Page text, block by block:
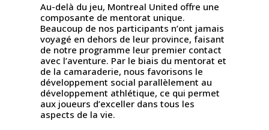
Au-delà du jeu, Montreal United offre une
composante de mentorat unique.
Beaucoup de nos participants n’ont jamais
voyagé en dehors de leur province, faisant
de notre programme leur premier contact
avec l’aventure. Par le biais du mentorat et
de la camaraderie, nous favorisons le
développement social parallèlement au
développement athlétique, ce qui permet
aux joueurs d’exceller dans tous les
aspects de la vie.